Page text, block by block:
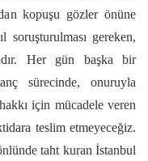
kopuşu gözler önüne
soruşturulması gereken,
Her gün başka bir
sürecinde, onuruyla
için mücadele veren
teslim etmeyeceğiz.
taht kuran İstanbul